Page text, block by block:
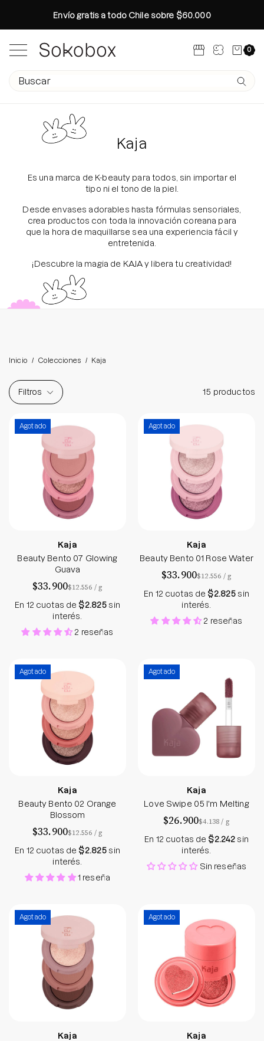
Envío gratis a todo Chile sobre $60.000
Abrir menú de navegación
Carro
0
Campo de texto de búsqueda Envíe
Búsquedas populares
Rutina Otoño
Especial Brightening Manchas
Rutina otoño en 4 pasos
Age-R Booster Pro Medicube
Conoce tu tipo de Piel
Crea tu Propio Kit
Glass Skin Tips
Brightening post verano
Protector Solar en Barra No.1
Parche para granitos
Kaja
Es una marca de K-beauty para todos, sin importar el
tipo ni el tono de la piel.
Desde envases adorables hasta fórmulas sensoriales,
crea productos con toda la innovación coreana para
que la hora de maquillarse sea una experiencia fácil y
entretenida.
¡Descubre la magia de KAJA y libera tu creatividad!
Inicio / Colecciones / Kaja
Filtros 15 productos
Beauty Bento 07 Glowing Guava
Agotado
Kaja
Beauty Bento 07 Glowing
Guava
$33.900$12.556 / por
g
En 12 cuotas de $2.825sin
interés.
2 reseñas
Agotado
Kaja
Beauty Bento 01 Rose Water
$33.900$12.556 / por
g
En 12 cuotas de $2.825sin
interés.
2 reseñas
Beauty Bento 02 Orange Blossom
Agotado
Kaja
Beauty Bento 02 Orange
Blossom
$33.900$12.556 / por
g
En 12 cuotas de $2.825sin
interés.
1 reseña
Agotado
Kaja
Love Swipe 05 I'm Melting
$26.900$4.138/ por
g
En 12 cuotas de $2.242sin
interés.
Sin reseñas
Beauty Bento 08 Chocolate Dahlia
Agotado
Kaja
Agotado
Kaja